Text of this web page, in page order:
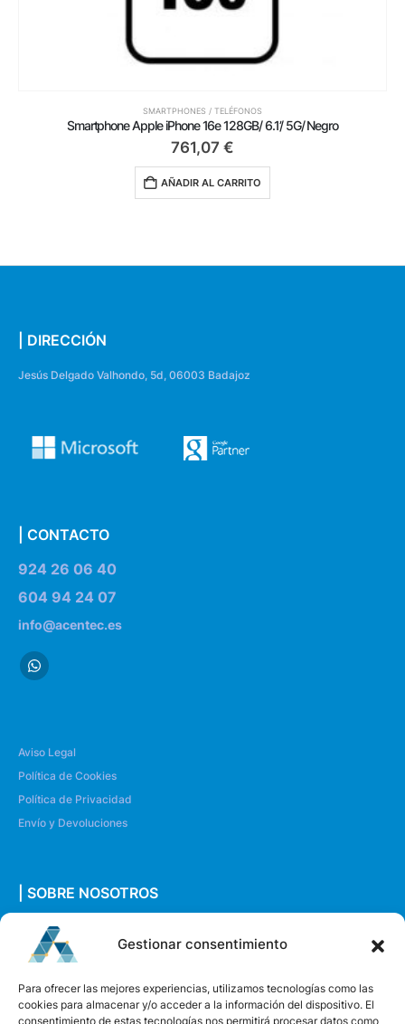
Gestionar consentimiento
Para ofrecer las mejores experiencias, utilizamos tecnologías como las
cookies para almacenar y/o acceder a la información del dispositivo. El
consentimiento de estas tecnologías nos permitirá procesar datos como
SMARTPHONES / TELÉFONOS
Smartphone Apple iPhone 16e 128GB/ 6.1’/ 5G/ Negro
761,07 €
AÑADIR AL CARRITO
| DIRECCIÓN
Jesús Delgado Valhondo, 5d, 06003 Badajoz
| CONTACTO
924 26 06 40
604 94 24 07
info@acentec.es
Aviso Legal
Política de Cookies
Política de Privacidad
Envío y Devoluciones
| SOBRE NOSOTROS
Quiénes somos
Envíanos un mensaje